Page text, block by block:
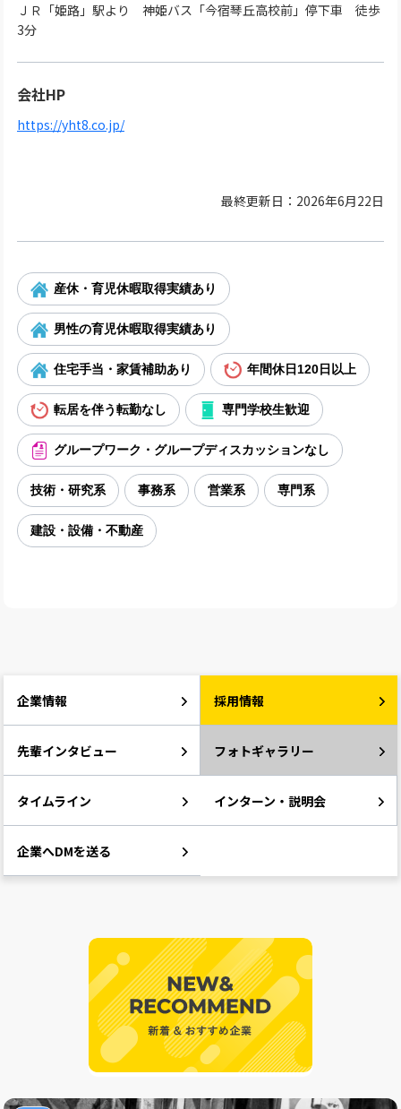
ＪＲ「姫路」駅より 神姫バス「今宿琴丘高校前」停下車 徒歩
3分
会社HP
https://yht8.co.jp/
最終更新日：2026年6月22日
産休・育児休暇取得実績あり
男性の育児休暇取得実績あり
住宅手当・家賃補助あり 年間休日120日以上
転居を伴う転勤なし 専門学校生歓迎
グループワーク・グループディスカッションなし
技術・研究系 事務系 営業系 専門系
建設・設備・不動産
企業情報 採用情報
先輩インタビュー フォトギャラリー
タイムライン インターン・説明会
企業へDMを送る